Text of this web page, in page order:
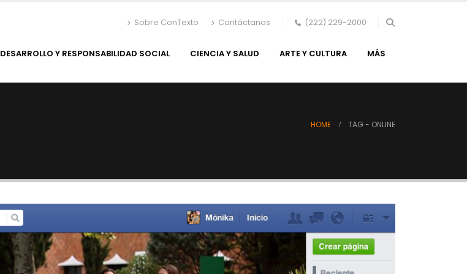
Sobre ConTexto Contáctanos (222) 229-2000
DESARROLLO Y RESPONSABILIDAD SOCIAL CIENCIA Y SALUD ARTE Y CULTURA MÁS
HOME TAG - ONLINE